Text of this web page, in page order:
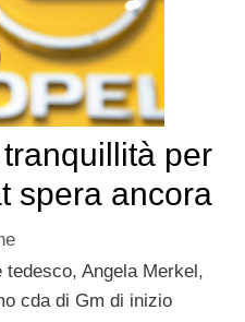
per
spera ancora
Angela Merkel,
cda di Gm di inizio